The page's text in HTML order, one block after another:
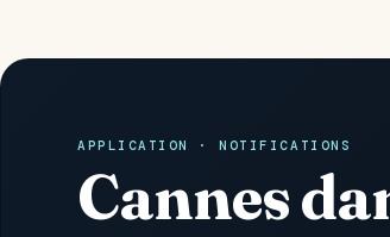
APPLICATION · NOTIFICATIONS
Cannes